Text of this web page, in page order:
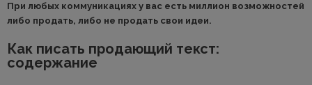
При любых коммуникациях у вас есть миллион возможностей
либо продать, либо не продать свои идеи.
Как писать продающий текст:
содержание